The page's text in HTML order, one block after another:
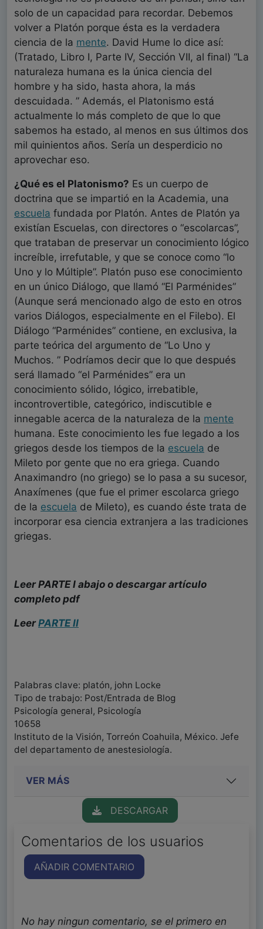
solo de un capacidad para recordar. Debemos
volver a Platón porque ésta es la verdadera
ciencia de la mente. David Hume lo dice así:
(Tratado, Libro I, Parte IV, Sección VII, al final) “La
naturaleza humana es la única ciencia del
hombre y ha sido, hasta ahora, la más
descuidada. ” Además, el Platonismo está
actualmente lo más completo de que lo que
sabemos ha estado, al menos en sus últimos dos
mil quinientos años. Sería un desperdicio no
aprovechar eso.
¿Qué es el Platonismo? Es un cuerpo de
doctrina que se impartió en la Academia, una
escuela fundada por Platón. Antes de Platón ya
existían Escuelas, con directores o “escolarcas”,
que trataban de preservar un conocimiento lógico
increíble, irrefutable, y que se conoce como “lo
Uno y lo Múltiple”. Platón puso ese conocimiento
en un único Diálogo, que llamó “El Parménides”
(Aunque será mencionado algo de esto en otros
varios Diálogos, especialmente en el Filebo). El
Diálogo “Parménides” contiene, en exclusiva, la
parte teórica del argumento de “Lo Uno y
Muchos. ” Podríamos decir que lo que después
será llamado “el Parménides” era un
conocimiento sólido, lógico, irrebatible,
incontrovertible, categórico, indiscutible e
innegable acerca de la naturaleza de la mente
humana. Este conocimiento les fue legado a los
griegos desde los tiempos de la escuela de
Mileto por gente que no era griega. Cuando
Anaximandro (no griego) se lo pasa a su sucesor,
Anaxímenes (que fue el primer escolarca griego
de la escuela de Mileto), es cuando éste trata de
incorporar esa ciencia extranjera a las tradiciones
griegas.
Leer PARTE I abajo o descargar artículo
completo pdf
LeerPARTE II
Palabras clave: platón, john Locke
Tipo de trabajo: Post/Entrada de Blog
Psicología general, Psicología
10658
Instituto de la Visión, Torreón Coahuila, México. Jefe
del departamento de anestesiología.
VER MÁS
DESCARGAR
Comentarios de los usuarios
AÑADIR COMENTARIO
No hay ningun comentario, se el primero en